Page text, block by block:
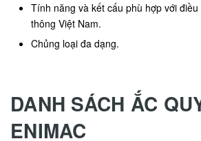
Tính năng và kết cấu phù hợp với
thông Việt Nam.
Chủng loại đa dạng.
DANH SÁCH ẮC
ENIMAC